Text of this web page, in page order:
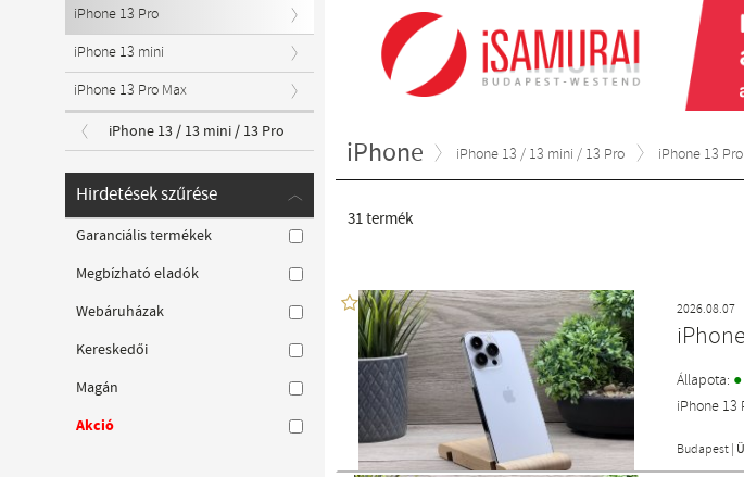
iPhone iPhone 13 / 13 mini / 13 Pro iPhone 13 Pro
31termék
2026.08.07
Állapota: ●
iPhone 13
Budapest |
iPhone 13 Pro
iPhone 13 mini
iPhone 13 Pro Max
iPhone 13 / 13 mini / 13 Pro
Hirdetések szűrése
Garanciális termékek
Megbízható eladók
Webáruházak
Kereskedői
Magán
Akció